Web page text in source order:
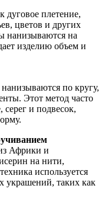
дуговое плетение,
цветов и других
нанизываются на
изделию объем и
по кругу,
Этот метод часто
серег и подвесок,
Африки и
на нити,
используется
украшений, таких как